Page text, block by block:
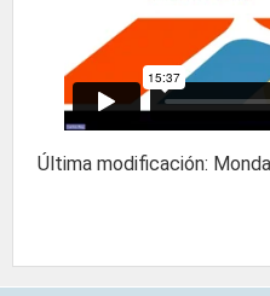
Última modificación: